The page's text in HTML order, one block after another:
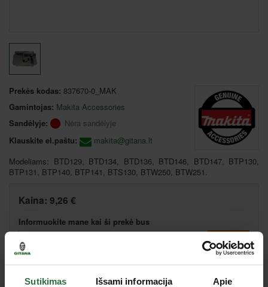
Sutikimas Išsami informacija Apie
Prekės kodas: 837670-0_MAK
Gamintojas: Makita Accessories
Sandėlyje:
Nėra sandėlyje
Klauskite el.paštu:
makita@gitana.lt
Modeliams: BTD129, BTD134, BTD136, BTD146, BTD147, BTP130,
BTP131, BTP140, BTP141, BTS130, BTW250, BTW251.
Kaina: 9,26 €
Informuokite mane kai ši prekė bus
Palyginti Pasiūlyk kainą